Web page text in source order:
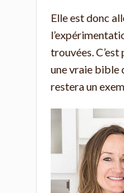
Elle est donc
trouvées.
une vraie bible
restera un